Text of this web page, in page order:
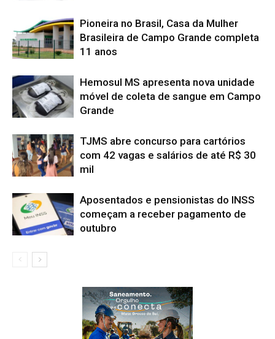
Pioneira no Brasil, Casa da Mulher
Brasileira de Campo Grande completa
11 anos
Hemosul MS apresenta nova unidade
móvel de coleta de sangue em Campo
Grande
TJMS abre concurso para cartórios
com 42 vagas e salários de até R$ 30
mil
Aposentados e pensionistas do INSS
começam a receber pagamento de
outubro